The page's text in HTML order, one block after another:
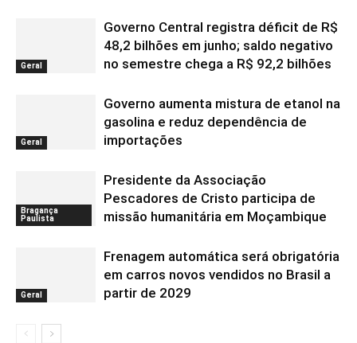
Geral
Governo Central registra déficit de R$
48,2 bilhões em junho; saldo negativo
no semestre chega a R$ 92,2 bilhões
Geral
Governo aumenta mistura de etanol na
gasolina e reduz dependência de
importações
Bragança
Paulista
Presidente da Associação
Pescadores de Cristo participa de
missão humanitária em Moçambique
Geral
Frenagem automática será obrigatória
em carros novos vendidos no Brasil a
partir de 2029